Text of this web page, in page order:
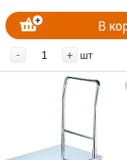
В
- + шт